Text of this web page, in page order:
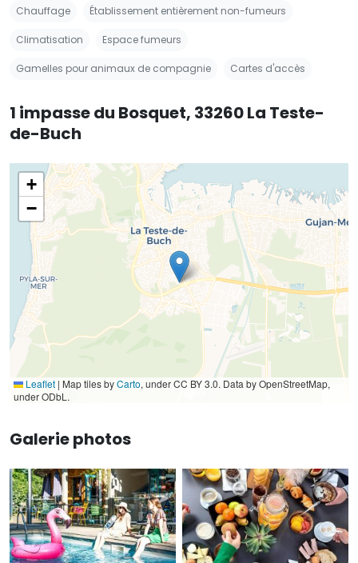
Chauffage Établissement entièrement non-fumeurs
Climatisation Espace fumeurs
Gamelles pour animaux de compagnie Cartes d'accès
1 impasse du Bosquet, 33260 La Teste-
de-Buch
+
−
Leaflet | Map tiles byCarto, under CC BY 3.0. Data by OpenStreetMap,
under ODbL.
Galerie photos